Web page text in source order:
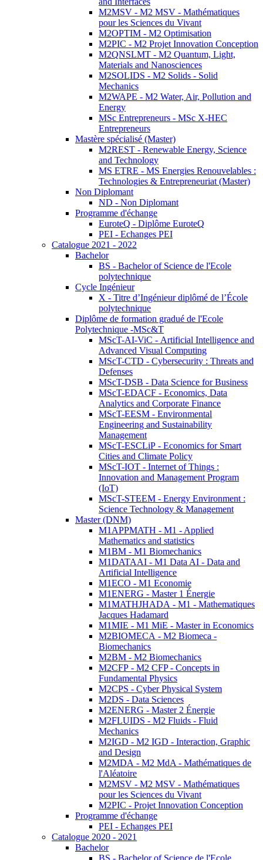
M2MSV - M2 MSV - Mathématiques
pour les Sciences du Vivant
M2OPTIM - M2 Optimisation
M2PIC - M2 Projet Innovation Conception
M2QNSLMT - M2 Quantum, Light,
Materials and Nanosciences
M2SOLIDS - M2 Solids - Solid
Mechanics
M2WAPE - M2 Water, Air, Pollution and
Energy
MSc Entrepreneurs - MSc X-HEC
Entrepreneurs
Mastère spécialisé (Master)
M2REST - Renewable Energy, Science
and Technology
MS ETRE - MS Energies Renouvelables :
Technologies & Entrepreneuriat (Master)
Non Diplomant
ND - Non Diplomant
Programme d'échange
EuroteQ - Diplôme EuroteQ
PEI - Echanges PEI
Catalogue 2021 - 2022
Bachelor
BS - Bachelor of Science de l'Ecole
polytechnique
Cycle Ingénieur
X - Titre d’Ingénieur diplômé de l’École
polytechnique
Diplôme de formation gradué de l'Ecole
Polytechnique -MSc&T
MScT-AI-ViC - Artificial Intelligence and
Advanced Visual Computing
MScT-CTD - Cybersecurity : Threats and
Defenses
MScT-DSB - Data Science for Business
MScT-EDACF - Economics, Data
Analytics and Corporate Finance
MScT-EESM - Environmental
Engineering and Sustainability
Management
MScT-ESCLiP - Economics for Smart
Cities and Climate Policy
MScT-IOT - Internet of Things :
Innovation and Management Program
(IoT)
MScT-STEEM - Energy Environment :
Science Technology & Management
Master (DNM)
M1APPMATH - M1 - Applied
Mathematics and statistics
M1BM - M1 Biomechanics
M1DATAAI - M1 Data AI - Data and
Artificial Intelligence
M1ECO - M1 Economie
M1ENERG - Master 1 Énergie
M1MATHJHADA - M1 - Mathematiques
Jacques Hadamard
M1MIE - M1 MiE - Master in Economics
M2BIOMECA - M2 Biomeca -
Biomechanics
M2BM - M2 Biomechanics
M2CFP - M2 CFP - Concepts in
Fundamental Physics
M2CPS - Cyber Physical System
M2DS - Data Sciences
M2ENERG - Master 2 Énergie
M2FLUIDS - M2 Fluids - Fluid
Mechanics
M2IGD - M2 IGD - Interaction, Graphic
and Design
M2MDA - M2 MdA - Mathématiques de
l'Aléatoire
M2MSV - M2 MSV - Mathématiques
pour les Sciences du Vivant
M2PIC - Projet Innovation Conception
Programme d'échange
PEI - Echanges PEI
Catalogue 2020 - 2021
Bachelor
BS - Bachelor of Science de l'Ecole